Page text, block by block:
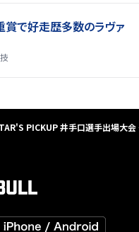
賞で好走歴多数のラヴァ
PICKUP 井手口選手出場大会